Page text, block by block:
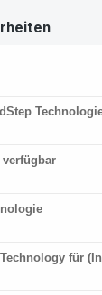
verfügbar
für